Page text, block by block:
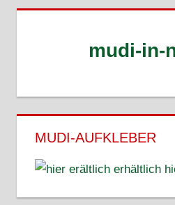
mudi-in-
MUDI-AUFKLEBER
erhältlich